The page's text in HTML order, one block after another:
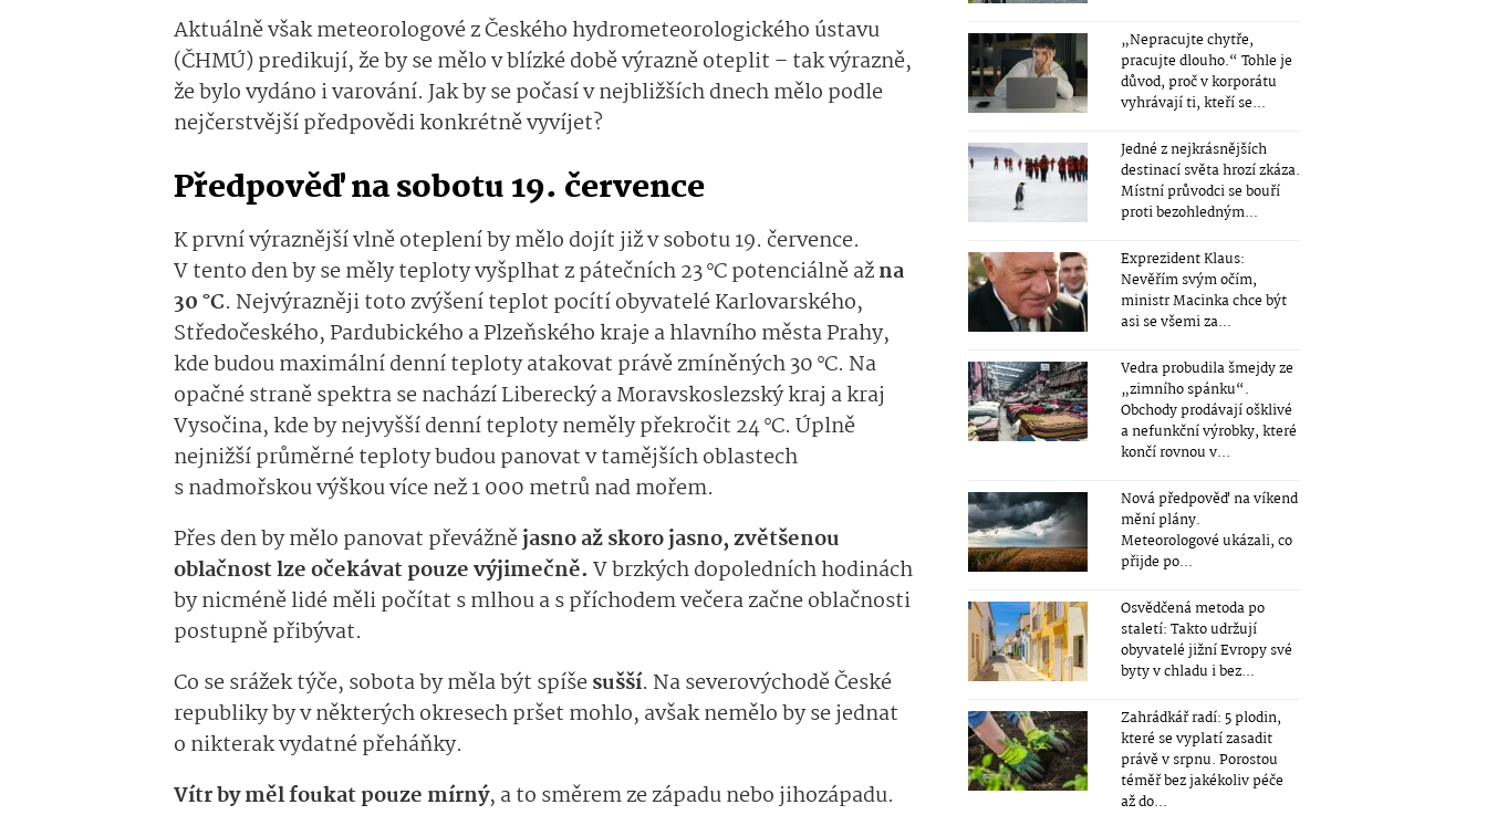
Aktuálně však meteorologové z Českého hydrometeorolo­gického ústavu
(ČHMÚ) predikují, že by se mělo v blízké době výrazně oteplit – tak výrazně,
že bylo vydáno i varování. Jak by se počasí v nejbližších dnech mělo podle
nejčerstvější předpovědi konkrétně vyvíjet?
Předpověď na sobotu 19. července
K první výraznější vlně oteplení by mělo dojít již v sobotu 19. července.
V tento den by se měly teploty vyšplhat z pátečních 23 °C potenciálně ažna
30 °C. Nejvýrazněji toto zvýšení teplot pocítí obyvatelé Karlovarského,
Středočeského, Pardubického a Plzeňského kraje a hlavního města Prahy,
kde budou maximální denní teploty atakovat právě zmíněných 30 °C. Na
opačné straně spektra se nachází Liberecký a Moravskoslezský kraj a kraj
Vysočina, kde by nejvyšší denní teploty neměly překročit 24 °C. Úplně
nejnižší průměrné teploty budou panovat v tamějších oblastech
s nadmořskou výškou více než 1 000 metrů nad mořem.
Přes den by mělo panovat převážnějasno až skoro jasno, zvětšenou
oblačnost lze očekávat pouze výjimečně. V brzkých dopoledních hodinách
by nicméně lidé měli počítat s mlhou a s příchodem večera začne oblačnosti
postupně přibývat.
Co se srážek týče, sobota by měla být spíšesušší. Na severovýchodě České
republiky by v některých okresech pršet mohlo, avšak nemělo by se jednat
o nikterak vydatné přeháňky.
Vítr by měl foukat pouze mírný, a to směrem ze západu nebo jihozápadu.
„Nepracujte chytře,
pracujte dlouho.“ Tohle je
důvod, proč v korporátu
vyhrávají ti, kteří se...
Jedné z nejkrásnějších
destinací světa hrozí zkáza.
Místní průvodci se bouří
proti bezohledným...
Exprezident Klaus:
Nevěřím svým očím,
ministr Macinka chce být
asi se všemi za...
Vedra probudila šmejdy ze
„zimního spánku“.
Obchody prodávají ošklivé
a nefunkční výrobky, které
končí rovnou v...
Nová předpověď na víkend
mění plány.
Meteorologové ukázali, co
přijde po...
Osvědčená metoda po
staletí: Takto udržují
obyvatelé jižní Evropy své
byty v chladu i bez...
Zahrádkář radí: 5 plodin,
které se vyplatí zasadit
právě v srpnu. Porostou
téměř bez jakékoliv péče
až do...